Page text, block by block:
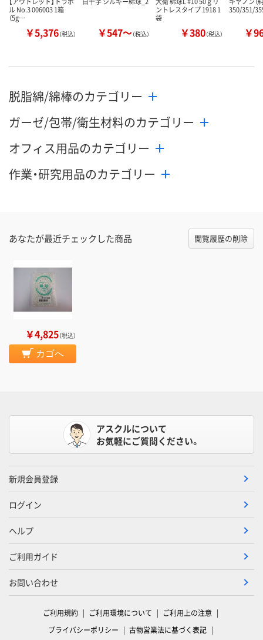
ル No.3 006003 1箱
（5g…
￥5,376（税込） ￥547～（税込）
ントレスタイプ 1918 1
袋
￥380（税込）
350/351/
￥
脱脂綿/綿棒のカテゴリー
ガーゼ/包帯/衛生材料のカテゴリー
オフィス用品のカテゴリー
作業・研究用品のカテゴリー
あなたが最近チェックした商品 閲覧履歴の削除
￥4,825（税込）
カゴへ
アスクルについて
お気軽にご質問ください。
新規会員登録
ログイン
ヘルプ
ご利用ガイド
お問い合わせ
ご利用規約 ご利用環境について
ご利用上の注意
プライバシーポリシー
古物営業法に基づく表記